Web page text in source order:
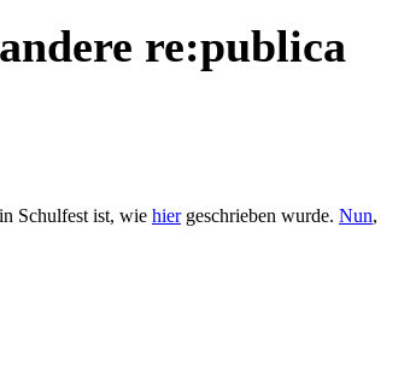
re:publica
Schulfest ist, wie hiergeschrieben wurde. Nun,